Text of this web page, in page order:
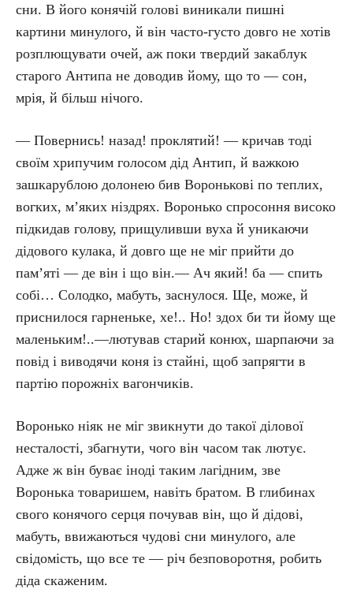
сни. В його конячій голові виникали пишні
картини минулого, й він часто-густо довго не хотів
розплющувати очей, аж поки твердий закаблук
старого Антипа не доводив йому, що то — сон,
мрія, й більш нічого.
— Повернись! назад! проклятий! — кричав тоді
своїм хрипучим голосом дід Антип, й важкою
зашкарублою долонею бив Воронькові по теплих,
вогких, м’яких ніздрях. Воронько спросоння високо
підкидав голову, прищуливши вуха й уникаючи
дідового кулака, й довго ще не міг прийти до
пам’яті — де він і що він.— Ач який! ба — спить
собі… Солодко, мабуть, заснулося. Ще, може, й
приснилося гарненьке, хе!.. Но! здох би ти йому ще
маленьким!..—лютував старий конюх, шарпаючи за
повід і виводячи коня із стайні, щоб запрягти в
партію порожніх вагончиків.
Воронько ніяк не міг звикнути до такої ділової
несталості, збагнути, чого він часом так лютує.
Адже ж він буває іноді таким лагідним, зве
Воронька товаришем, навіть братом. В глибинах
свого конячого серця почував він, що й дідові,
мабуть, ввижаються чудові сни минулого, але
свідомість, що все те — річ безповоротня, робить
діда скаженим.